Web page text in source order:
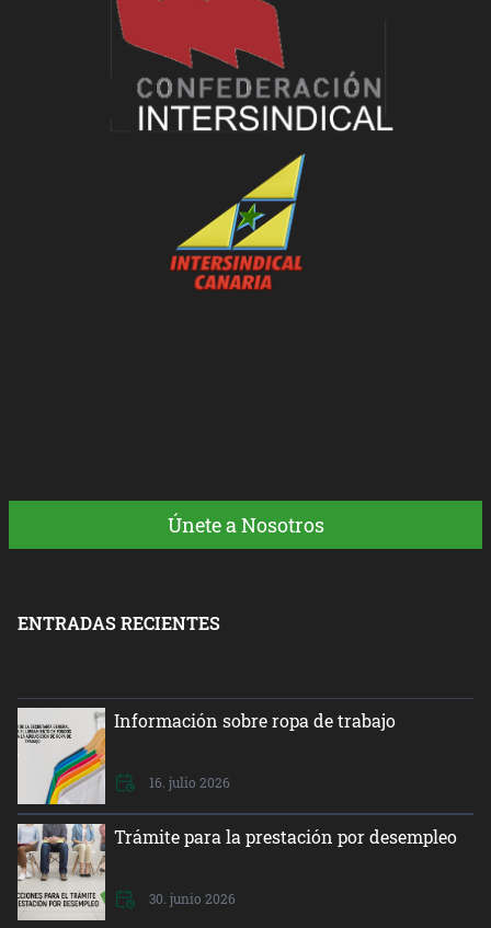
Únete a Nosotros
ENTRADAS RECIENTES
Información sobre ropa de trabajo
16. julio 2026
Trámite para la prestación por desempleo
30. junio 2026